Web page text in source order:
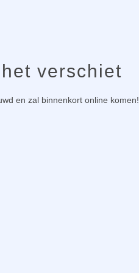
verschiet
en zal binnenkort online komen!